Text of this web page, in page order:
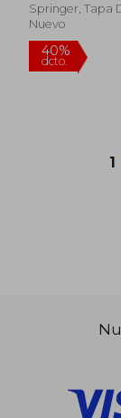
Springer, Tapa
Nuevo
1